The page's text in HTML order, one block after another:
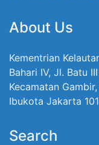
About Us
Kementrian
Bahari IV, Jl. Batu
Kecamatan
Ibukota Jakarta
Search